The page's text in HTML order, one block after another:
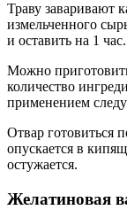
Траву заваривают
измельченного
и оставить на 1
Можно
количество
применением
Отвар готовиться
опускается в
остужается.
Желатиновая